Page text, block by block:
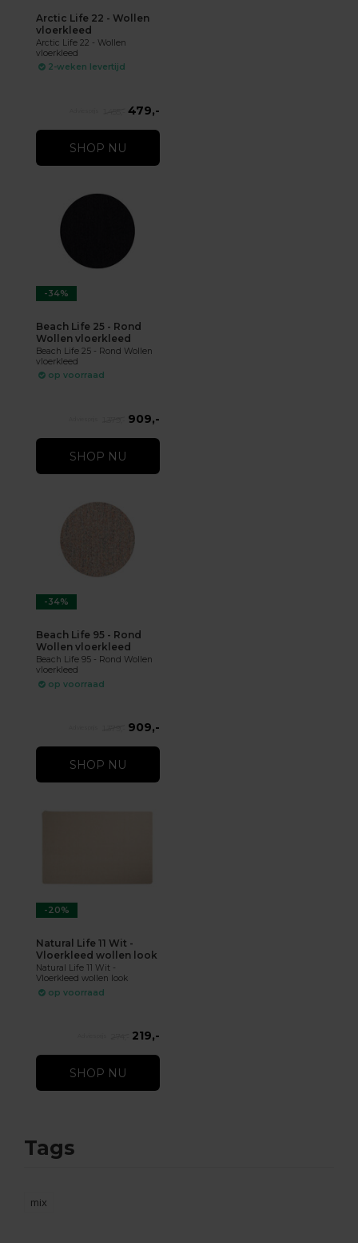
Arctic Life 22 - Wollen
vloerkleed
Arctic Life 22 - Wollen
vloerkleed
2-weken levertijd
479,-
SHOP NU
-34%
Beach Life 25 - Rond
Wollen vloerkleed
Beach Life 25 - Rond Wollen
vloerkleed
op voorraad
909,-
SHOP NU
-34%
Beach Life 95 - Rond
Wollen vloerkleed
Beach Life 95 - Rond Wollen
vloerkleed
op voorraad
909,-
SHOP NU
-20%
Natural Life 11 Wit -
Vloerkleed wollen look
Natural Life 11 Wit -
Vloerkleed wollen look
op voorraad
219,-
SHOP NU
Tags
mix